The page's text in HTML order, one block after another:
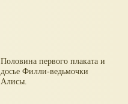
Половина первого плаката и
досье Филли-ведьмочки
Алисы.